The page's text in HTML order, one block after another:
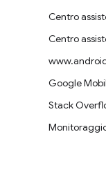
Centro
Centro
Google
Stack